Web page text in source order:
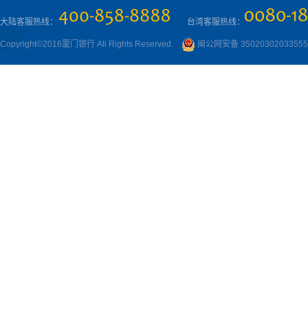
大陆客服热线： 台湾客服热线：
Copyright©2016厦门银行 All Rights Reserved. 闽公网安备